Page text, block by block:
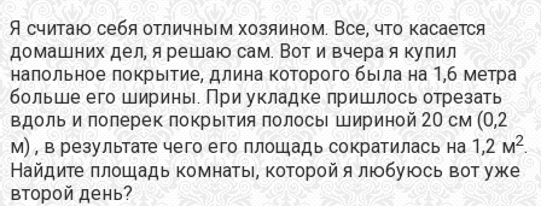
Я считаю себя отличным хозяином. Все, что касается
домашних дел, я решаю сам. Вот и вчера я купил
напольное покрытие, длина которого была на 1,6 метра
больше его ширины. При укладке пришлось отрезать
вдоль и поперек покрытия полосы шириной 20 см (0,2
м) , в результате чего его площадь сократилась на 1,2 м2.
Найдите площадь комнаты, которой я любуюсь вот уже
второй день?